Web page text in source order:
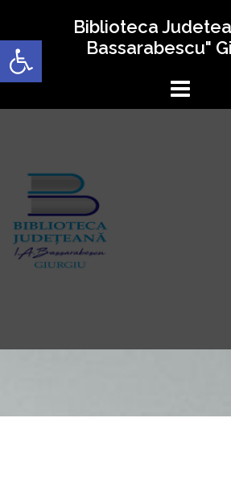
Deschide bara de
conținut
Biblioteca
Bassarabescu"